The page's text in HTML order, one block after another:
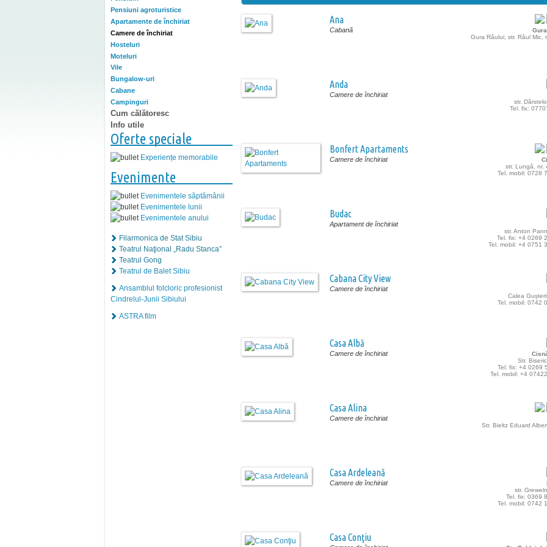
Pensiuni agroturistice
Apartamente de închiriat
Camere de închiriat
Hosteluri
Moteluri
Vile
Bungalow-uri
Cabane
Campinguri
Cum călătoresc
Info utile
Oferte speciale
Experiențe memorabile
Evenimente
Evenimentele săptămânii
Evenimentele lunii
Evenimentele anului
Filarmonica de Stat Sibiu
Teatrul Naţional „Radu Stanca”
Teatrul Gong
Teatrul de Balet Sibiu
Ansamblul folcloric profesionist
Cindrelul-Junii Sibiului
ASTRA film
Ana
Gura Râului, str. Râul Mic,
Cabană
Anda
str.
Tel. fix:
Camere de închiriat
Bonfert Apartaments
str. Lungă, nr.
Tel. mobil: 0728
Camere de închiriat
Budac
str. Anton
Tel. fix: +4 0269
Tel. mobil: +4 0751
Apartament de închiriat
Cabana City View
Calea
Tel. mobil: 0742
Camere de închiriat
Casa Albă
Str.
Tel. fix: +4 0269
Tel. mobil: +4
Camere de închiriat
Casa Alina
Str. Bieltz Eduard
Camere de închiriat
Casa Ardeleană
str.
Tel. fix: 0369
Tel. mobil: 0742
Camere de închiriat
Casa Conţiu